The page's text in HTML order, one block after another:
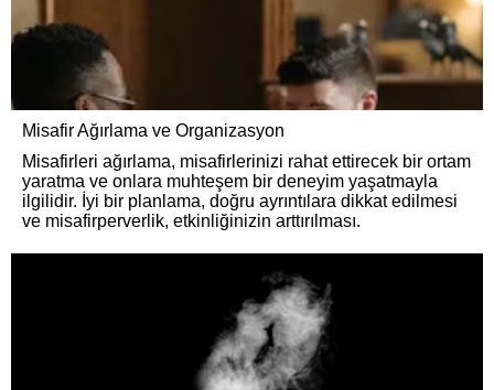
Misafir Ağırlama ve Organizasyon
Misafirleri ağırlama, misafirlerinizi rahat ettirecek bir ortam
yaratma ve onlara muhteşem bir deneyim yaşatmayla
ilgilidir. İyi bir planlama, doğru ayrıntılara dikkat edilmesi
ve misafirperverlik, etkinliğinizin arttırılması.